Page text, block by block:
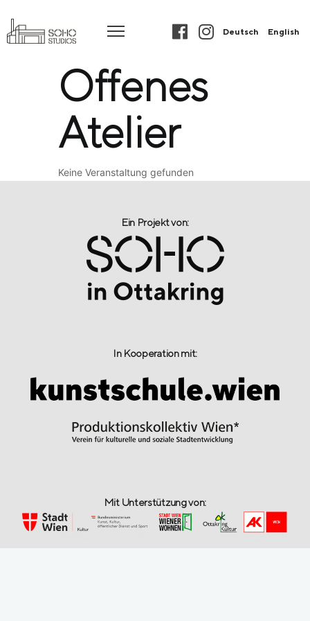
Deutsch English
Offenes
Atelier
Keine Veranstaltung gefunden
Ein Projekt von:​
In Kooperation mit:
Mit Unterstützung von: